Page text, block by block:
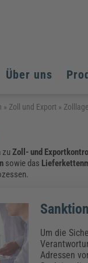
Über uns
Bauen
HERKERT)
» Zoll und Export »
zuZoll- und
sowie das
Um die
Adressen